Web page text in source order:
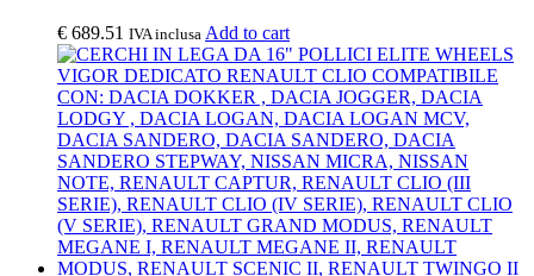
€ 689.51 IVA inclusa Add to cart